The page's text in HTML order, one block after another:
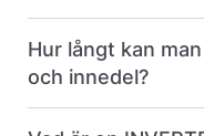
Hur långt kan
och innedel?